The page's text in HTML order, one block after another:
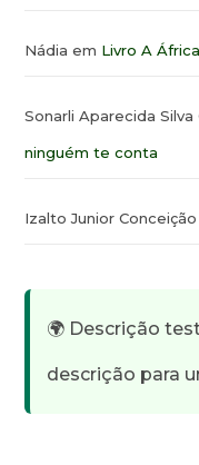
Nádia em Livro A
Sonarli Aparecida Silva
ninguém te conta
Izalto Junior
🌍 Descrição
descrição para